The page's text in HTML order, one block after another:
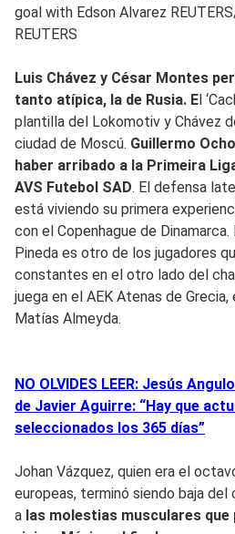
goal with Edson Alvarez
REUTERS
Luis Chávez y César Montes
tanto atípica, la de Rusia. El
plantilla del Lokomotiv y Chávez
ciudad de Moscú. Guillermo
haber arribado a la Primeira
AVS Futebol SAD. El defensa
está viviendo su primera
con el Copenhague de
Pineda es otro de los jugadores
constantes en el otro lado del
juega en el AEK Atenas de
Matías Almeyda.
NO OLVIDES LEER: Jesús
de Javier Aguirre: “Hay que
seleccionados los 365 días”
Johan Vázquez, quien era el
europeas, terminó siendo baja del
a las molestias musculares